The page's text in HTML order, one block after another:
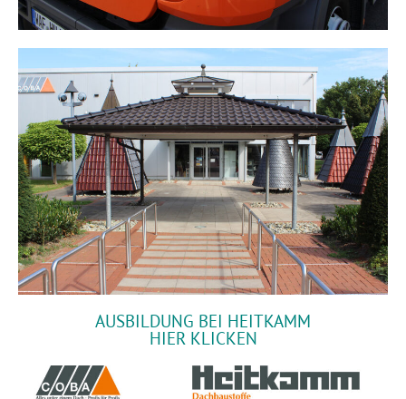
AUSBILDUNG BEI HEITKAMM
HIER KLICKEN